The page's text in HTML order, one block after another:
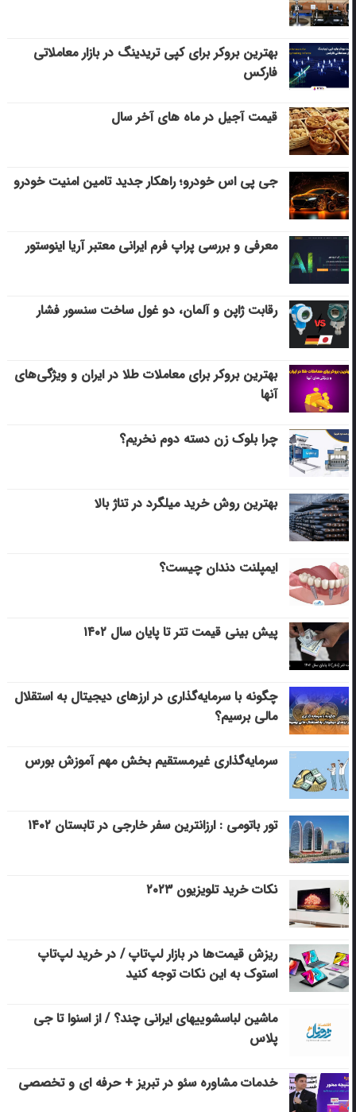
بهترین بروکر برای کپی‌ تریدینگ در بازار معاملاتی
فارکس
قیمت آجیل در ماه های آخر سال
جی پی اس خودرو؛ راهکار جدید تامین امنیت خودرو
معرفی و بررسی پراپ فرم ایرانی معتبر آریا اینوستور
رقابت ژاپن و آلمان، دو غول ساخت سنسور فشار
بهترین بروکر برای معاملات طلا در ایران و ویژگی‌های
آنها
چرا بلوک زن دسته دوم نخریم؟
بهترین روش خرید میلگرد در تناژ بالا
ایمپلنت دندان چیست؟
پیش بینی قیمت تتر تا پایان سال ۱۴۰۲
چگونه با سرمایه‌گذاری در ارزهای دیجیتال به استقلال
مالی برسیم؟
سرمایه‌گذاری غیرمستقیم بخش مهم آموزش بورس
تور باتومی : ارزانترین سفر خارجی در تابستان ۱۴۰۲
نکات خرید تلویزیون ۲۰۲۳
ریزش قیمت‌ها در بازار لپ‌تاپ / در خرید لپ‌تاپ
استوک به این نکات توجه کنید
ماشین لباسشویی‎های ایرانی چند؟ / از اسنوا تا جی
پلاس
خدمات مشاوره سئو در تبریز + حرفه ای و تخصصی